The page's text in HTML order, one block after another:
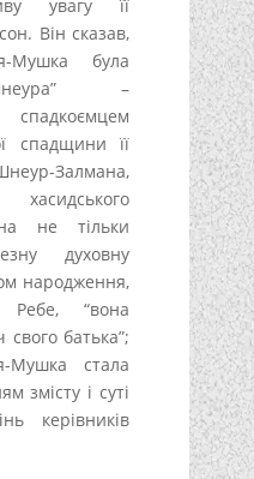
увагу її
Він сказав,
була
–
спадщини її
Залмана,
хасидського
не тільки
духовну
народження,
“вона
батька”;
Мушка стала
змісту і суті
керівників